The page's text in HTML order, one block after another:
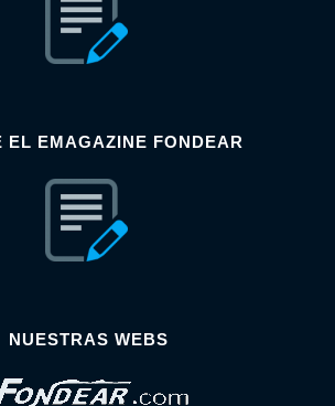
EL EMAGAZINE FONDEAR
NUESTRAS WEBS